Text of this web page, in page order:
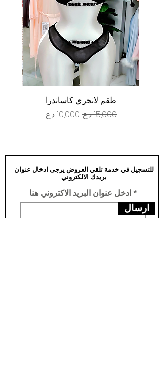
طقم لانجري كاساندرا
سعر عادي سعر البيع
للتسجيل في خدمة تلقي العروض يرجى ادخال عنوان
بريدك الالكتروني
ادخل عنوان البريد الاكتروني هنا
ارسال